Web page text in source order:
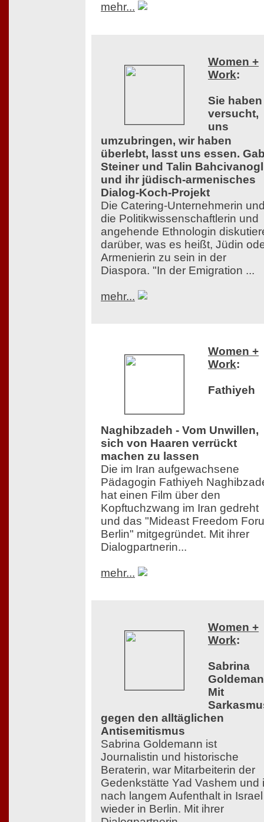
mehr...
Women +
Work:
Sie haben
versucht,
uns
umzubringen, wir haben
überlebt, lasst uns essen.
Steiner und Talin
und ihr jüdisch-armenisches
Dialog-Koch-Projekt
Die Catering-Unternehmerin
die Politikwissenschaftlerin und
angehende Ethnologin
darüber, was es heißt, Jüdin
Armenierin zu sein in der
Diaspora. "In der Emigration ...
mehr...
Women +
Work:
Fathiyeh
Naghibzadeh - Vom Unwillen,
sich von Haaren verrückt
machen zu lassen
Die im Iran aufgewachsene
Pädagogin Fathiyeh
hat einen Film über den
Kopftuchzwang im Iran gedreht
und das "Mideast Freedom
Berlin" mitgegründet. Mit ihrer
Dialogpartnerin...
mehr...
Women +
Work:
Sabrina
Mit
gegen den alltäglichen
Antisemitismus
Sabrina Goldemann ist
Journalistin und historische
Beraterin, war Mitarbeiterin der
Gedenkstätte Yad Vashem und
nach langem Aufenthalt in Israel
wieder in Berlin. Mit ihrer